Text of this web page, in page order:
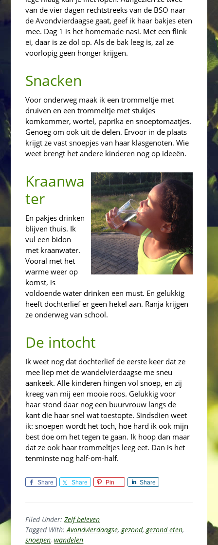
van de vier dagen rechtstreeks van de BSO naar
de Avondvierdaagse gaat, geef ik haar bakjes eten
mee. Dag 1 is het homemade nasi. Met een flink
ei, daar is ze dol op. Als de bak leeg is, zal ze
voorlopig geen honger krijgen.
Snacken
Voor onderweg maak ik een trommeltje met
druiven en een trommeltje met stukjes
komkommer, wortel, paprika en snoeptomaatjes.
Genoeg om ook uit de delen. Ervoor in de plaats
krijgt ze vast snoepjes van haar klasgenoten. Wie
weet brengt het andere kinderen nog op ideeën.
Kraanwa
ter
En pakjes drinken
blijven thuis. Ik
vul een bidon
met kraanwater.
Vooral met het
warme weer op
komst, is
voldoende water drinken een must. En gelukkig
heeft dochterlief er geen hekel aan. Ranja krijgen
ze onderweg van school.
De intocht
Ik weet nog dat dochterlief de eerste keer dat ze
mee liep met de wandelvierdaagse me sneu
aankeek. Alle kinderen hingen vol snoep, en zij
kreeg van mij een mooie roos. Gelukkig voor
haar stond daar nog een buurvrouw langs de
kant die haar snel wat toestopte. Sindsdien weet
ik: snoepen wordt het toch, hoe hard ik ook mijn
best doe om het tegen te gaan. Ik hoop dan maar
dat ze ook haar trommeltjes leeg eet. Dan is het
tenminste nog half-om-half.
Share Share Pin Share
Filed Under:Zelf beleven
Tagged With:Avondvierdaagse,gezond,gezond eten,
snoepen,wandelen